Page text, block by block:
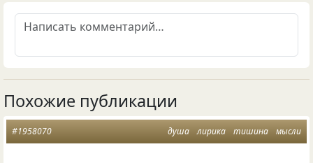
Похожие публикации
душа лирика тишина мысли
#1958070